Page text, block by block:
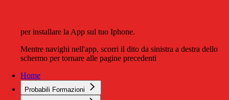
per installare la App sul tuo Iphone.
Mentre navighi nell'app, scorri il dito da sinistra a destra dello
schermo per tornare alle pagine precedenti
Home
Probabili Formazioni